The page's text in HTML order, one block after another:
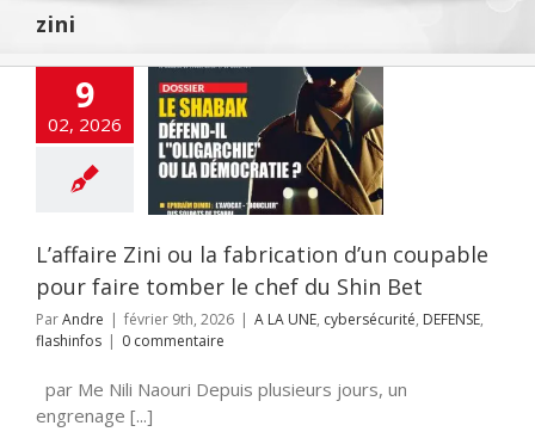
zini
9
02, 2026
Zini ou la
d’un
pour faire
chef du Shin
L’affaire Zini ou la fabrication d’un coupable
pour faire tomber le chef du Shin Bet
ParAndre | février 9th, 2026 | A LA UNE, cybersécurité, DEFENSE,
flashinfos | 0 commentaire
par Me Nili Naouri Depuis plusieurs jours, un
engrenage [...]